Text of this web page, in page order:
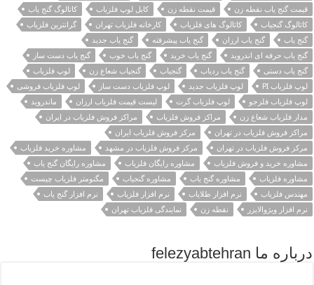
قیمت گنج یاب نقطه زن
قیمت نقطه زن کابل لوپ فلزیاب
کاتالوگ گنج یاب
کاتالوگ گنجیاب
کاتالوگ های فلزیاب کارخانه فلزیاب تهران
گرانترین فلزیاب
گنج یاب
گنج یاب ارزان گنج یاب پیشرفته
گنج یاب جدید
گنج یاب حرفه ای اندروید
گنج یاب خرید گنج یاب خوب
گنج یاب دست ساز
گنج یاب دستی
گنج یاب ردیاب گنجیاب گنجیاب شعاع زن
لوپ فلزیاب
لوپ فلزیاب PI
لوپ فلزیاب جدید لوپ فلزیاب دست ساز
لوپ فلزیاب فروشی
لوپ فلزیاب فلزجو
لوپ فلزیاب گرت لیست قیمت فلزیاب ارزان
ماندروید
مدار فلزیاب شعاع زن
مراکز فروش فلزیاب
مراکز فروش فلزیاب در ایران
مراکز فروش فلزیاب در تهران
مرکز فروش فلزیاب ایران
مرکز فروش فلزیاب در تهران
مرکز فروش فلزیاب در مشهد
مشاوره خرید فلزیاب
مشاوره خرید و فروش فلزیاب
مشاوره رایگان فلزیاب
مشاوره رایگان گنج یاب
مشاوره فلزیاب
مشاوره گنج یاب مشاوره گنجیاب
مگنومتر فلزیاب چیست
مهندس فلزیاب
نرم افزار طلایاب نرم افزار فلزیاب
نرم افزار گنج یاب
نرم افزار ویژوالایزر
نقطه زن نمایندگی فلزیاب تهران
درباره ما felezyabtehran